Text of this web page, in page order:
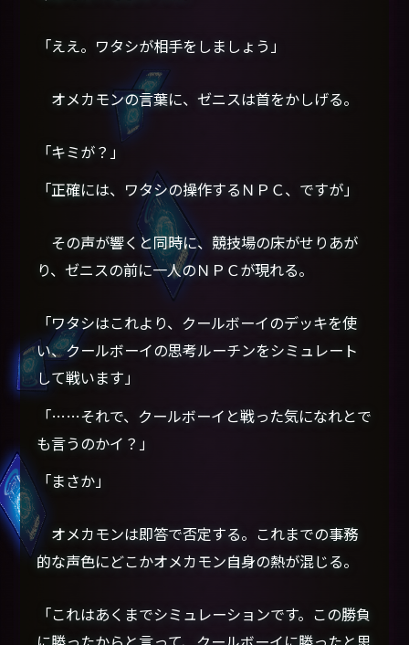
「ええ。ワタシが相手をしましょう」
オメカモンの言葉に、ゼニスは首をかしげる。
「キミが？」
「正確には、ワタシの操作するＮＰＣ、ですが」
その声が響くと同時に、競技場の床がせりあが
り、ゼニスの前に一人のＮＰＣが現れる。
「ワタシはこれより、クールボーイのデッキを使
い、クールボーイの思考ルーチンをシミュレート
して戦います」
「……それで、クールボーイと戦った気になれとで
も言うのかイ？」
「まさか」
オメカモンは即答で否定する。これまでの事務
的な声色にどこかオメカモン自身の熱が混じる。
「これはあくまでシミュレーションです。この勝負